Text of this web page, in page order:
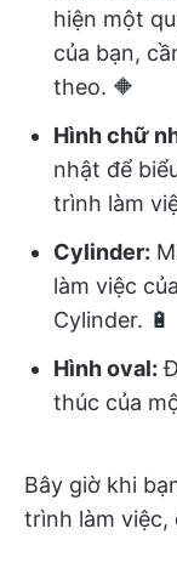
hiện một
của bạn,
theo. 🔶
Hình chữ
nhật để
trình làm
Cylinder:
làm việc
Cylinder. 🔋
Hình oval:
thúc của
Bây giờ khi
trình làm việc,